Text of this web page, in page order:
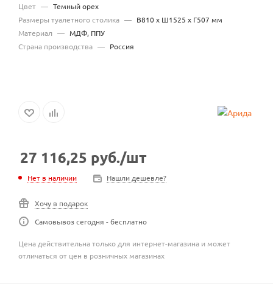
Цвет — Темный орех
Размеры туалетного столика — В810 x Ш1525 x Г507 мм
Материал — МДФ, ППУ
Страна производства — Россия
27 116,25 руб./шт
Нет в наличии Нашли дешевле?
Хочу в подарок
Самовывоз сегодня - бесплатно
Цена действительна только для интернет-магазина и может
отличаться от цен в розничных магазинах